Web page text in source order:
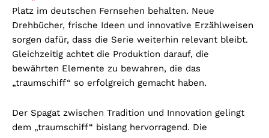
Platz im deutschen Fernsehen behalten. Neue
Drehbücher, frische Ideen und innovative Erzählweisen
sorgen dafür, dass die Serie weiterhin relevant bleibt.
Gleichzeitig achtet die Produktion darauf, die
bewährten Elemente zu bewahren, die das
„traumschiff“ so erfolgreich gemacht haben.
Der Spagat zwischen Tradition und Innovation gelingt
dem „traumschiff“ bislang hervorragend. Die